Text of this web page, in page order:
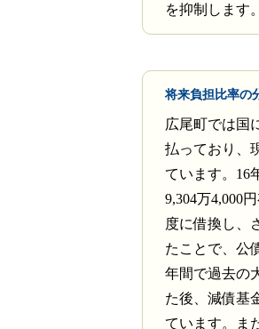
を抑制します。
将来負担比率の
広尾町では国
払っており、
ています。16
9,304万4,000
度に借換し、
たことで、公
年間で過去の
た後、減債基
ています。ま